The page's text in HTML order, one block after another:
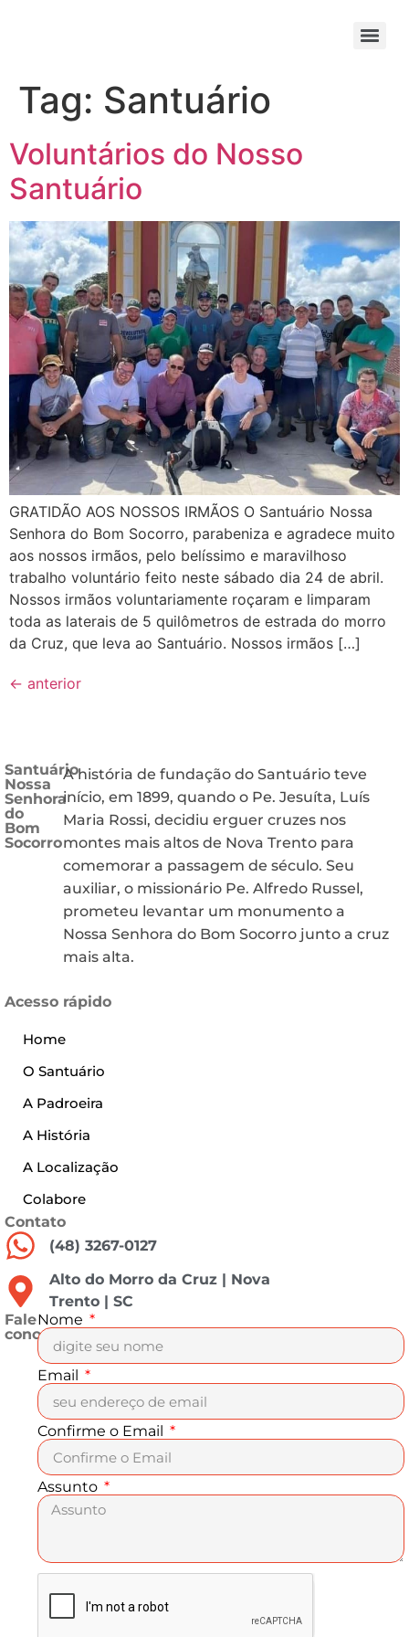
Tag: Santuário
Voluntários do Nosso
Santuário
GRATIDÃO AOS NOSSOS IRMÃOS O Santuário Nossa
Senhora do Bom Socorro, parabeniza e agradece muito
aos nossos irmãos, pelo belíssimo e maravilhoso
trabalho voluntário feito neste sábado dia 24 de abril.
Nossos irmãos voluntariamente roçaram e limparam
toda as laterais de 5 quilômetros de estrada do morro
da Cruz, que leva ao Santuário. Nossos irmãos […]
← anterior
Santuário
Nossa
Senhora
do
Bom
Socorro
A história de fundação do Santuário teve
início, em 1899, quando o Pe. Jesuíta, Luís
Maria Rossi, decidiu erguer cruzes nos
montes mais altos de Nova Trento para
comemorar a passagem de século. Seu
auxiliar, o missionário Pe. Alfredo Russel,
prometeu levantar um monumento a
Nossa Senhora do Bom Socorro junto a cruz
mais alta.
Acesso rápido
Home
O Santuário
A Padroeira
A História
A Localização
Colabore
Contato
(48) 3267-0127
Alto do Morro da Cruz | Nova
Trento | SC
Fale
conosco
Nome
Email
Confirme o Email
Assunto